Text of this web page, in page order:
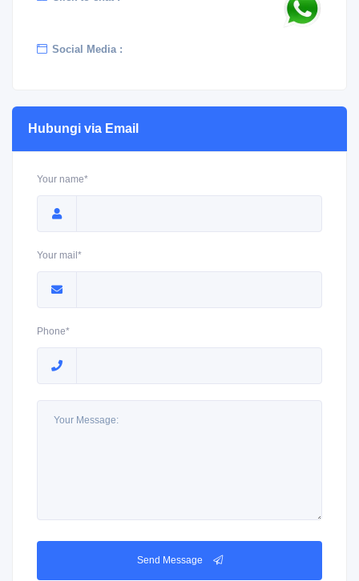
Social Media :
Hubungi via Email
Your name*
Your mail*
Phone*
Send Message